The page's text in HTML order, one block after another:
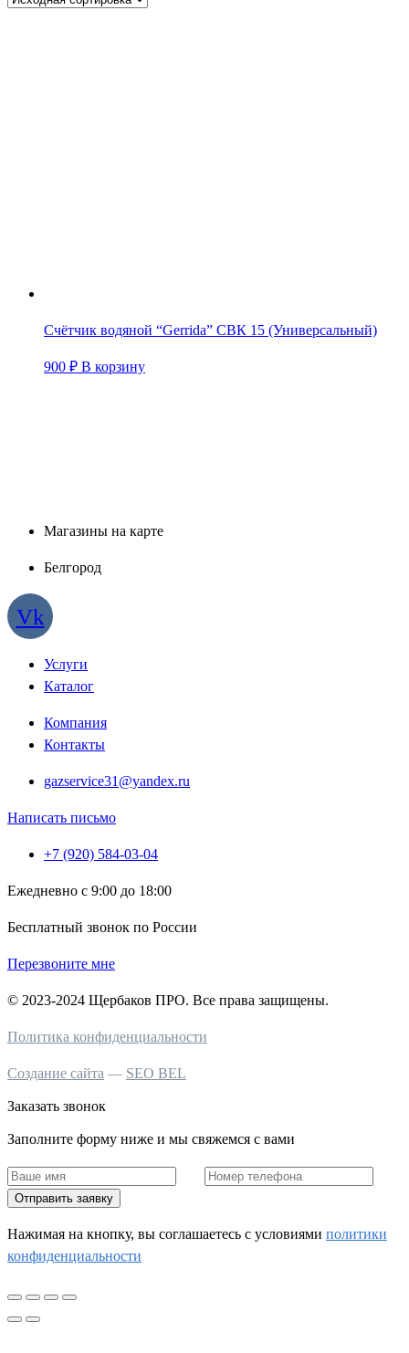
Счётчик водяной “Gerrida” СВК 15 (Универсальный)
900 ₽ В корзину
Магазины на карте
Белгород
Vk
Услуги
Каталог
Компания
Контакты
gazservice31@yandex.ru
Написать письмо
+7 (920) 584-03-04
Ежедневно с 9:00 до 18:00
Бесплатный звонок по России
Перезвоните мне
© 2023-2024 Щербаков ПРО. Все права защищены.
Политика конфиденциальности
Создание сайта — SEO BEL
Заказать звонок
Заполните форму ниже и мы свяжемся с вами
Отправить заявку
Нажимая на кнопку, вы соглашаетесь c условиями политики
конфиденциальности